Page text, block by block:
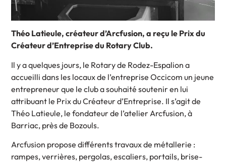
Théo Latieule, créateur d’Arcfusion, a reçu le Prix du
Créateur d’Entreprise du Rotary Club.
Il y a quelques jours, le Rotary de Rodez-Espalion a
accueilli dans les locaux de l’entreprise Occicom un jeune
entrepreneur que le club a souhaité soutenir en lui
attribuant le Prix du Créateur d’Entreprise. Il s’agit de
Théo Latieule, le fondateur de l’atelier Arcfusion, à
Barriac, près de Bozouls.
Arcfusion propose différents travaux de métallerie :
rampes, verrières, pergolas, escaliers, portails, brise-